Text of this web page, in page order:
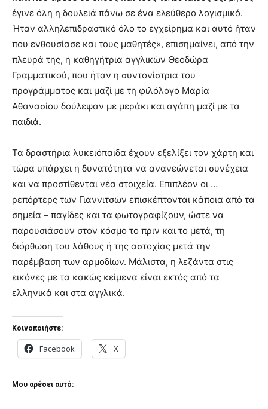
έγινε όλη η δουλειά πάνω σε ένα ελεύθερο λογισμικό.
Ήταν αλληλεπιδραστικό όλο το εγχείρημα και αυτό ήταν
που ενθουσίασε και τους μαθητές», επισημαίνει, από την
πλευρά της, η καθηγήτρια αγγλικών Θεοδώρα
Γραμματικού, που ήταν η συντονίστρια του
προγράμματος και μαζί με τη φιλόλογο Μαρία
Αθανασίου δούλεψαν με μεράκι και αγάπη μαζί με τα
παιδιά.
Τα δραστήρια λυκειόπαιδα έχουν εξελίξει τον χάρτη και
τώρα υπάρχει η δυνατότητα να ανανεώνεται συνέχεια
και να προστίθενται νέα στοιχεία. Επιπλέον οι …
ρεπόρτερς των Γιαννιτσών επισκέπτονται κάποια από τα
σημεία – παγίδες και τα φωτογραφίζουν, ώστε να
παρουσιάσουν στον κόσμο το πριν και το μετά, τη
διόρθωση του λάθους ή της αστοχίας μετά την
παρέμβαση των αρμοδίων. Μάλιστα, η λεζάντα στις
εικόνες με τα κακώς κείμενα είναι εκτός από τα
ελληνικά και στα αγγλικά.
Κοινοποιήστε:
Facebook X
Μου αρέσει αυτό: